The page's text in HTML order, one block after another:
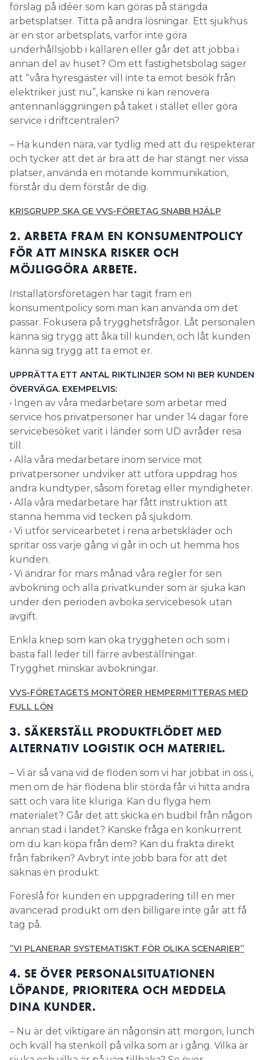
förslag på idéer som kan göras på stängda
arbetsplatser. Titta på andra lösningar. Ett sjukhus
är en stor arbetsplats, varför inte göra
underhållsjobb i källaren eller går det att jobba i
annan del av huset? Om ett fastighetsbolag säger
att “våra hyresgäster vill inte ta emot besök från
elektriker just nu”, kanske ni kan renovera
antennanläggningen på taket i stället eller göra
service i driftcentralen?
– Ha kunden nära, var tydlig med att du respekterar
och tycker att det är bra att de har stängt ner vissa
platser, använda en mötande kommunikation,
förstår du dem förstår de dig.
KRISGRUPP SKA GE VVS-FÖRETAG SNABB HJÄLP
2. ARBETA FRAM EN KONSUMENTPOLICY
FÖR ATT MINSKA RISKER OCH
MÖJLIGGÖRA ARBETE.
Installatörsföretagen har tagit fram en
konsumentpolicy som man kan använda om det
passar. Fokusera på trygghetsfrågor. Låt personalen
känna sig trygg att åka till kunden, och låt kunden
känna sig trygg att ta emot er.
UPPRÄTTA ETT ANTAL RIKTLINJER SOM NI BER KUNDEN
ÖVERVÄGA. EXEMPELVIS:
• Ingen av våra medarbetare som arbetar med
service hos privatpersoner har under 14 dagar före
servicebesöket varit i länder som UD avråder resa
till.
• Alla våra medarbetare inom service mot
privatpersoner undviker att utföra uppdrag hos
andra kundtyper, såsom företag eller myndigheter.
• Alla våra medarbetare har fått instruktion att
stanna hemma vid tecken på sjukdom.
• Vi utför servicearbetet i rena arbetskläder och
spritar oss varje gång vi går in och ut hemma hos
kunden.
• Vi ändrar för mars månad våra regler för sen
avbokning och alla privatkunder som är sjuka kan
under den perioden avboka servicebesök utan
avgift.
Enkla knep som kan öka tryggheten och som i
bästa fall leder till färre avbeställningar.
Trygghet minskar avbokningar.
VVS-FÖRETAGETS MONTÖRER HEMPERMITTERAS MED
FULL LÖN
3. SÄKERSTÄLL PRODUKTFLÖDET MED
ALTERNATIV LOGISTIK OCH MATERIEL.
– Vi är så vana vid de flöden som vi har jobbat in oss i,
men om de här flödena blir störda får vi hitta andra
sätt och vara lite kluriga. Kan du flyga hem
materialet? Går det att skicka en budbil från någon
annan stad i landet? Kanske fråga en konkurrent
om du kan köpa från dem? Kan du frakta direkt
från fabriken? Avbryt inte jobb bara för att det
saknas en produkt.
Föreslå för kunden en uppgradering till en mer
avancerad produkt om den billigare inte går att få
tag på.
”VI PLANERAR SYSTEMATISKT FÖR OLIKA SCENARIER”
4. SE ÖVER PERSONALSITUATIONEN
LÖPANDE, PRIORITERA OCH MEDDELA
DINA KUNDER.
– Nu är det viktigare än någonsin att morgon, lunch
och kväll ha stenkoll på vilka som är i gång. Vilka är